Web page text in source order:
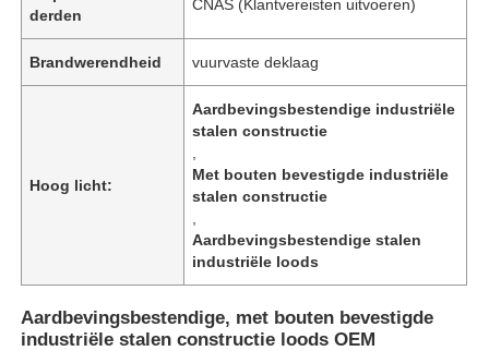
derden
CNAS (Klantvereisten uitvoeren)
Brandwerendheid vuurvaste deklaag
Hoog licht:
Aardbevingsbestendige industriële
stalen constructie
Met bouten bevestigde industriële
stalen constructie
Aardbevingsbestendige stalen
industriële loods
Aardbevingsbestendige, met bouten bevestigde
industriële stalen constructie loods OEM